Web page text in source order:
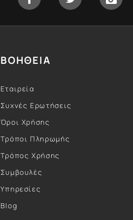
ΒΟΗΘΕΙΑ
Εταιρεία
Συχνές Ερωτήσεις
Όροι Χρήσης
Τρόποι Πληρωμής
Τρόπος Χρήσης
Συμβουλές
Υπηρεσίες
Blog